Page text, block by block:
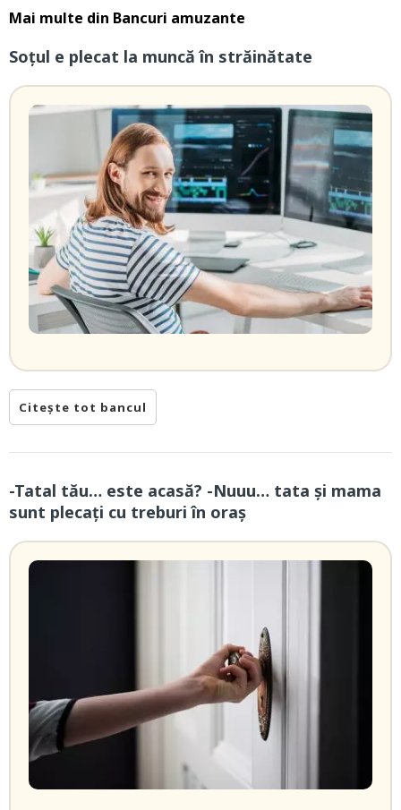
Mai multe din Bancuri amuzante
Soțul e plecat la muncă în străinătate
Citește tot bancul
-Tatal tău… este acasă? -Nuuu… tata și mama
sunt plecați cu treburi în oraș